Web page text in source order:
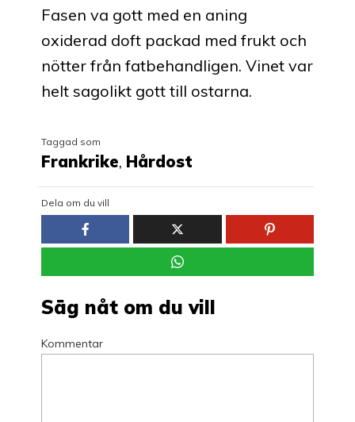
Fasen va gott med en aning
oxiderad doft packad med frukt och
nötter från fatbehandligen. Vinet var
helt sagolikt gott till ostarna.
Taggad som
Frankrike, Hårdost
Dela om du vill
Säg nåt om du vill
Kommentar